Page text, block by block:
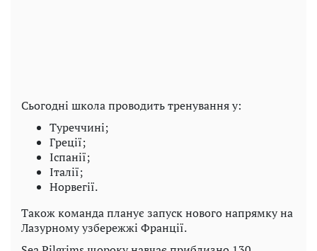
Сьогодні школа проводить тренування у:
Туреччині;
Греції;
Іспанії;
Італії;
Норвегії.
Також команда планує запуск нового напрямку на
Лазурному узбережжі Франції.